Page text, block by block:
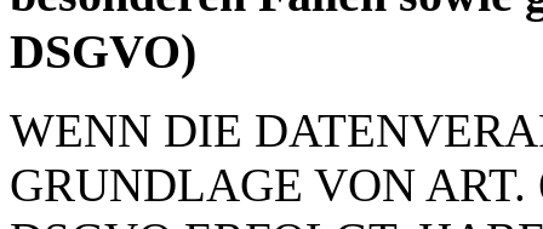
DSGVO)
WENN DIE
GRUNDLAGE VON